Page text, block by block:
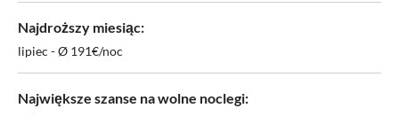
Najdroższy miesiąc:
lipiec - Ø 191€/noc
Największe szanse na wolne noclegi: